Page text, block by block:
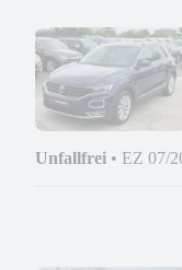
Unfallfrei • EZ 07/